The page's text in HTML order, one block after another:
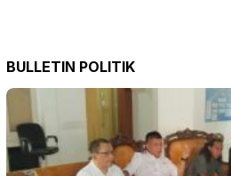
BULLETIN POLITIK